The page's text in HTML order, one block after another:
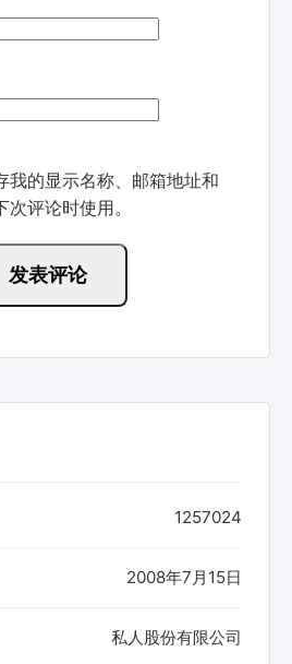
我的显示名称、邮箱地址和
评论时使用。
1257024
2008年7月15日
私人股份有限公司